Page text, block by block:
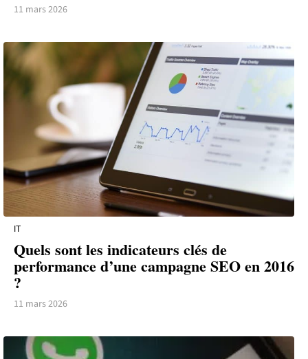
11 mars 2026
IT
Quels sont les indicateurs clés de
performance d’une campagne SEO en 2016
?
11 mars 2026